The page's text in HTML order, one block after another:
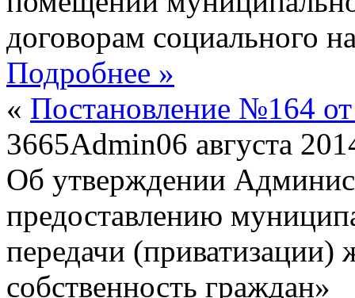
договорам социального
Подробнее »
« Постановление №164
3665Admin06 августа
Об утверждении
предоставлению
передачи
собственность граждан»